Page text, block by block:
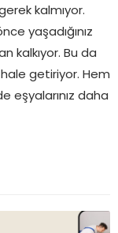
kalmıyor.
yaşadığınız
kalkıyor. Bu da
getiriyor. Hem
eşyalarınız daha